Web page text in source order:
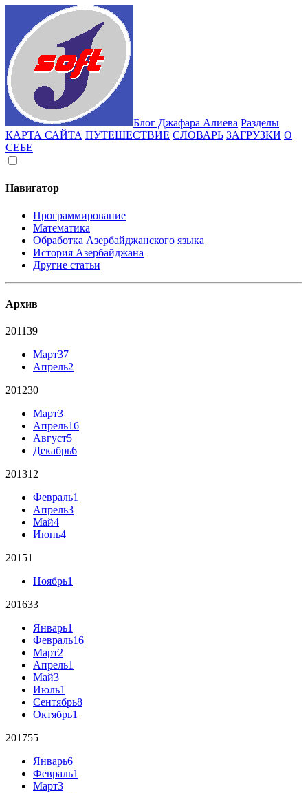
Блог Джафара Алиева Разделы
КАРТА САЙТА ПУТЕШЕСТВИЕ СЛОВАРЬ ЗАГРУЗКИ О
СЕБЕ
Навигатор
Программирование
Математика
Обработка Азербайджанского языка
История Азербайджана
Другие статьи
Архив
201139
Март37
Апрель2
201230
Март3
Апрель16
Август5
Декабрь6
201312
Февраль1
Апрель3
Май4
Июнь4
20151
Ноябрь1
201633
Январь1
Февраль16
Март2
Апрель1
Май3
Июль1
Сентябрь8
Октябрь1
201755
Январь6
Февраль1
Март3